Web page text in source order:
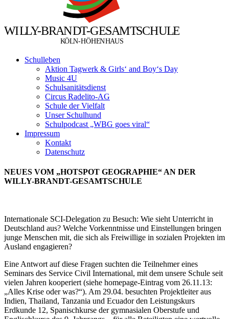
WILLY-BRANDT-GESAMTSCHULE
KÖLN-HÖHENHAUS
Schulleben
Aktion Tagwerk & Girls‘ and Boy‘s Day
Music 4U
Schulsanitätsdienst
Circus Radelito-AG
Schule der Vielfalt
Unser Schulhund
Schulpodcast „WBG goes viral“
Impressum
Kontakt
Datenschutz
NEUES VOM „HOTSPOT GEOGRAPHIE“ AN DER
WILLY-BRANDT-GESAMTSCHULE
Internationale SCI-Delegation zu Besuch: Wie sieht Unterricht in
Deutschland aus? Welche Vorkenntnisse und Einstellungen bringen
junge Menschen mit, die sich als Freiwillige in sozialen Projekten im
Ausland engagieren?
Eine Antwort auf diese Fragen suchten die Teilnehmer eines
Seminars des Service Civil International, mit dem unsere Schule seit
vielen Jahren kooperiert (siehe homepage-Eintrag vom 26.11.13:
„Alles Krise oder was?“). Am 29.04. besuchten Projektleiter aus
Indien, Thailand, Tanzania und Ecuador den Leistungskurs
Erdkunde 12, Spanischkurse der gymnasialen Oberstufe und